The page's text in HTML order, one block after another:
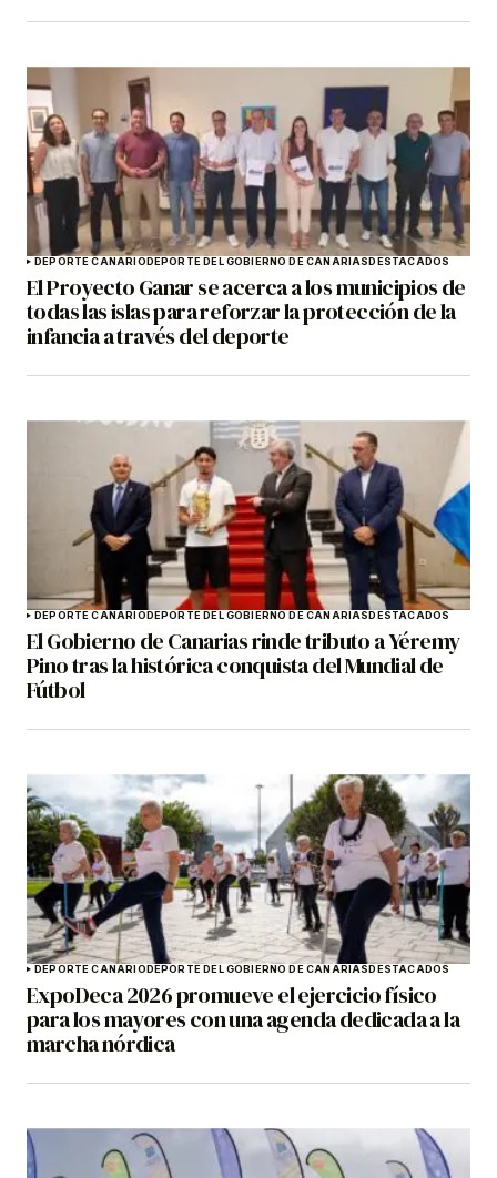
DEPORTE CANARIODEPORTE DEL GOBIERNO DE CANARIASDESTACADOS
El Proyecto Ganar se acerca a los municipios de
todas las islas para reforzar la protección de la
infancia a través del deporte
DEPORTE CANARIODEPORTE DEL GOBIERNO DE CANARIASDESTACADOS
El Gobierno de Canarias rinde tributo a Yéremy
Pino tras la histórica conquista del Mundial de
Fútbol
DEPORTE CANARIODEPORTE DEL GOBIERNO DE CANARIASDESTACADOS
ExpoDeca 2026 promueve el ejercicio físico
para los mayores con una agenda dedicada a la
marcha nórdica